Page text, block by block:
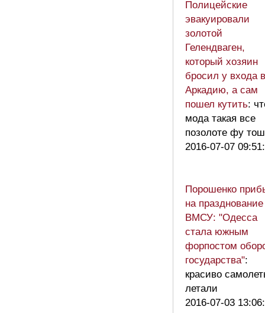
Полицейские
эвакуировали
золотой
Гелендваген,
который хозяин
бросил у входа в
Аркадию, а сам
пошел кутить:
мода такая все
позолоте фу
2016-07-07
Порошенко
на празднование
ВМСУ: "Одесса
стала южным
форпостом
государства":
красиво
летали
2016-07-03